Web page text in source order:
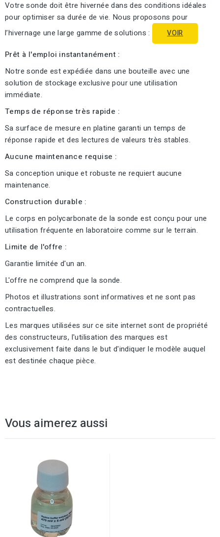
Votre sonde doit être hivernée dans des conditions idéales
pour optimiser sa durée de vie. Nous proposons pour
l’hivernage une large gamme de solutions :
VOIR
Prêt à l'emploi instantanément :
Notre sonde est expédiée dans une bouteille avec une
solution de stockage exclusive pour une utilisation
immédiate.
Temps de réponse très rapide :
Sa surface de mesure en platine garanti un temps de
réponse rapide et des lectures de valeurs très stables.
Aucune maintenance requise :
Sa conception unique et robuste ne requiert aucune
maintenance.
Construction durable :
Le corps en polycarbonate de la sonde est conçu pour une
utilisation fréquente en laboratoire comme sur le terrain.
Limite de l'offre :
Garantie limitée d'un an.
L'offre ne comprend que la sonde.
Photos et illustrations sont informatives et ne sont pas
contractuelles.
Les marques utilisées sur ce site internet sont de propriété
des constructeurs, l'utilisation des marques est
exclusivement faite dans le but d'indiquer le modèle auquel
est destinée chaque pièce.
Vous aimerez aussi